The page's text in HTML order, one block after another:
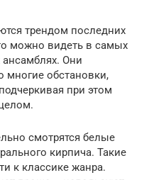
трендом последних
можно видеть в самых
Они
многие обстановки,
при этом
смотрятся белые
кирпича. Такие
к классике жанра.